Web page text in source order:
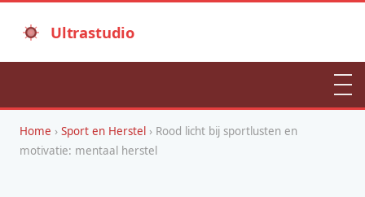
Ultrastudio
Home › Sport en Herstel › Rood licht bij sportlusten en
motivatie: mentaal herstel